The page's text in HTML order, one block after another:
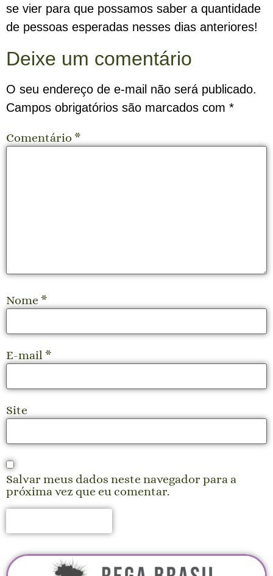
se vier para que possamos saber a quantidade
de pessoas esperadas nesses dias anteriores!
Deixe um comentário
O seu endereço de e-mail não será publicado.
Campos obrigatórios são marcados com *
Comentário *
Nome *
E-mail *
Site
Salvar meus dados neste navegador para a
próxima vez que eu comentar.